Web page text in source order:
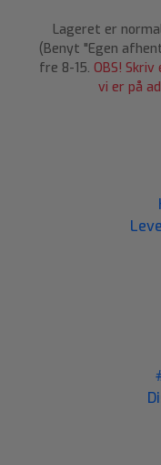
Lageret er
(Benyt "Egen
fre 8-15. OBS!
vi er på